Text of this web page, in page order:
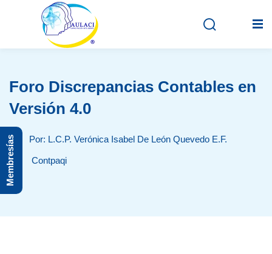
Inicio
Grabados
Foro Discrepancias Contables en
Versión 4.0
Por: L.C.P. Verónica Isabel De León Quevedo E.F.
Contpaqi
Membresías